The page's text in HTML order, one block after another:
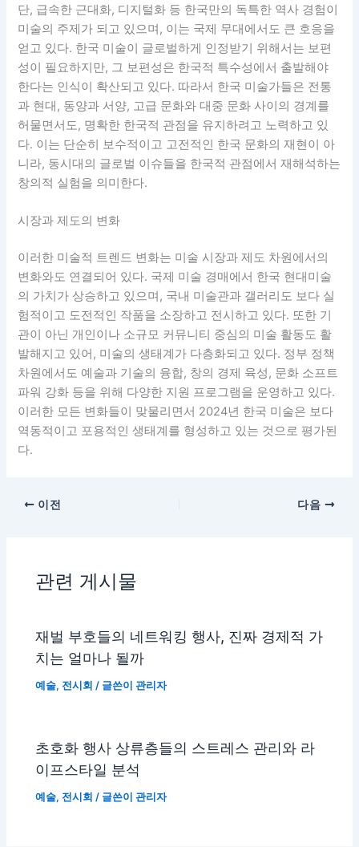
단, 급속한 근대화, 디지털화 등 한국만의 독특한 역사 경험이
미술의 주제가 되고 있으며, 이는 국제 무대에서도 큰 호응을
얻고 있다. 한국 미술이 글로벌하게 인정받기 위해서는 보편
성이 필요하지만, 그 보편성은 한국적 특수성에서 출발해야
한다는 인식이 확산되고 있다. 따라서 한국 미술가들은 전통
과 현대, 동양과 서양, 고급 문화와 대중 문화 사이의 경계를
허물면서도, 명확한 한국적 관점을 유지하려고 노력하고 있
다. 이는 단순히 보수적이고 고전적인 한국 문화의 재현이 아
니라, 동시대의 글로벌 이슈들을 한국적 관점에서 재해석하는
창의적 실험을 의미한다.
시장과 제도의 변화
이러한 미술적 트렌드 변화는 미술 시장과 제도 차원에서의
변화와도 연결되어 있다. 국제 미술 경매에서 한국 현대미술
의 가치가 상승하고 있으며, 국내 미술관과 갤러리도 보다 실
험적이고 도전적인 작품을 소장하고 전시하고 있다. 또한 기
관이 아닌 개인이나 소규모 커뮤니티 중심의 미술 활동도 활
발해지고 있어, 미술의 생태계가 다층화되고 있다. 정부 정책
차원에서도 예술과 기술의 융합, 창의 경제 육성, 문화 소프트
파워 강화 등을 위해 다양한 지원 프로그램을 운영하고 있다.
이러한 모든 변화들이 맞물리면서 2024년 한국 미술은 보다
역동적이고 포용적인 생태계를 형성하고 있는 것으로 평가된
다.
이전 다음
관련 게시물
재벌 부호들의 네트워킹 행사, 진짜 경제적 가
치는 얼마나 될까
예술, 전시회 / 글쓴이관리자
초호화 행사 상류층들의 스트레스 관리와 라
이프스타일 분석
예술, 전시회 / 글쓴이관리자